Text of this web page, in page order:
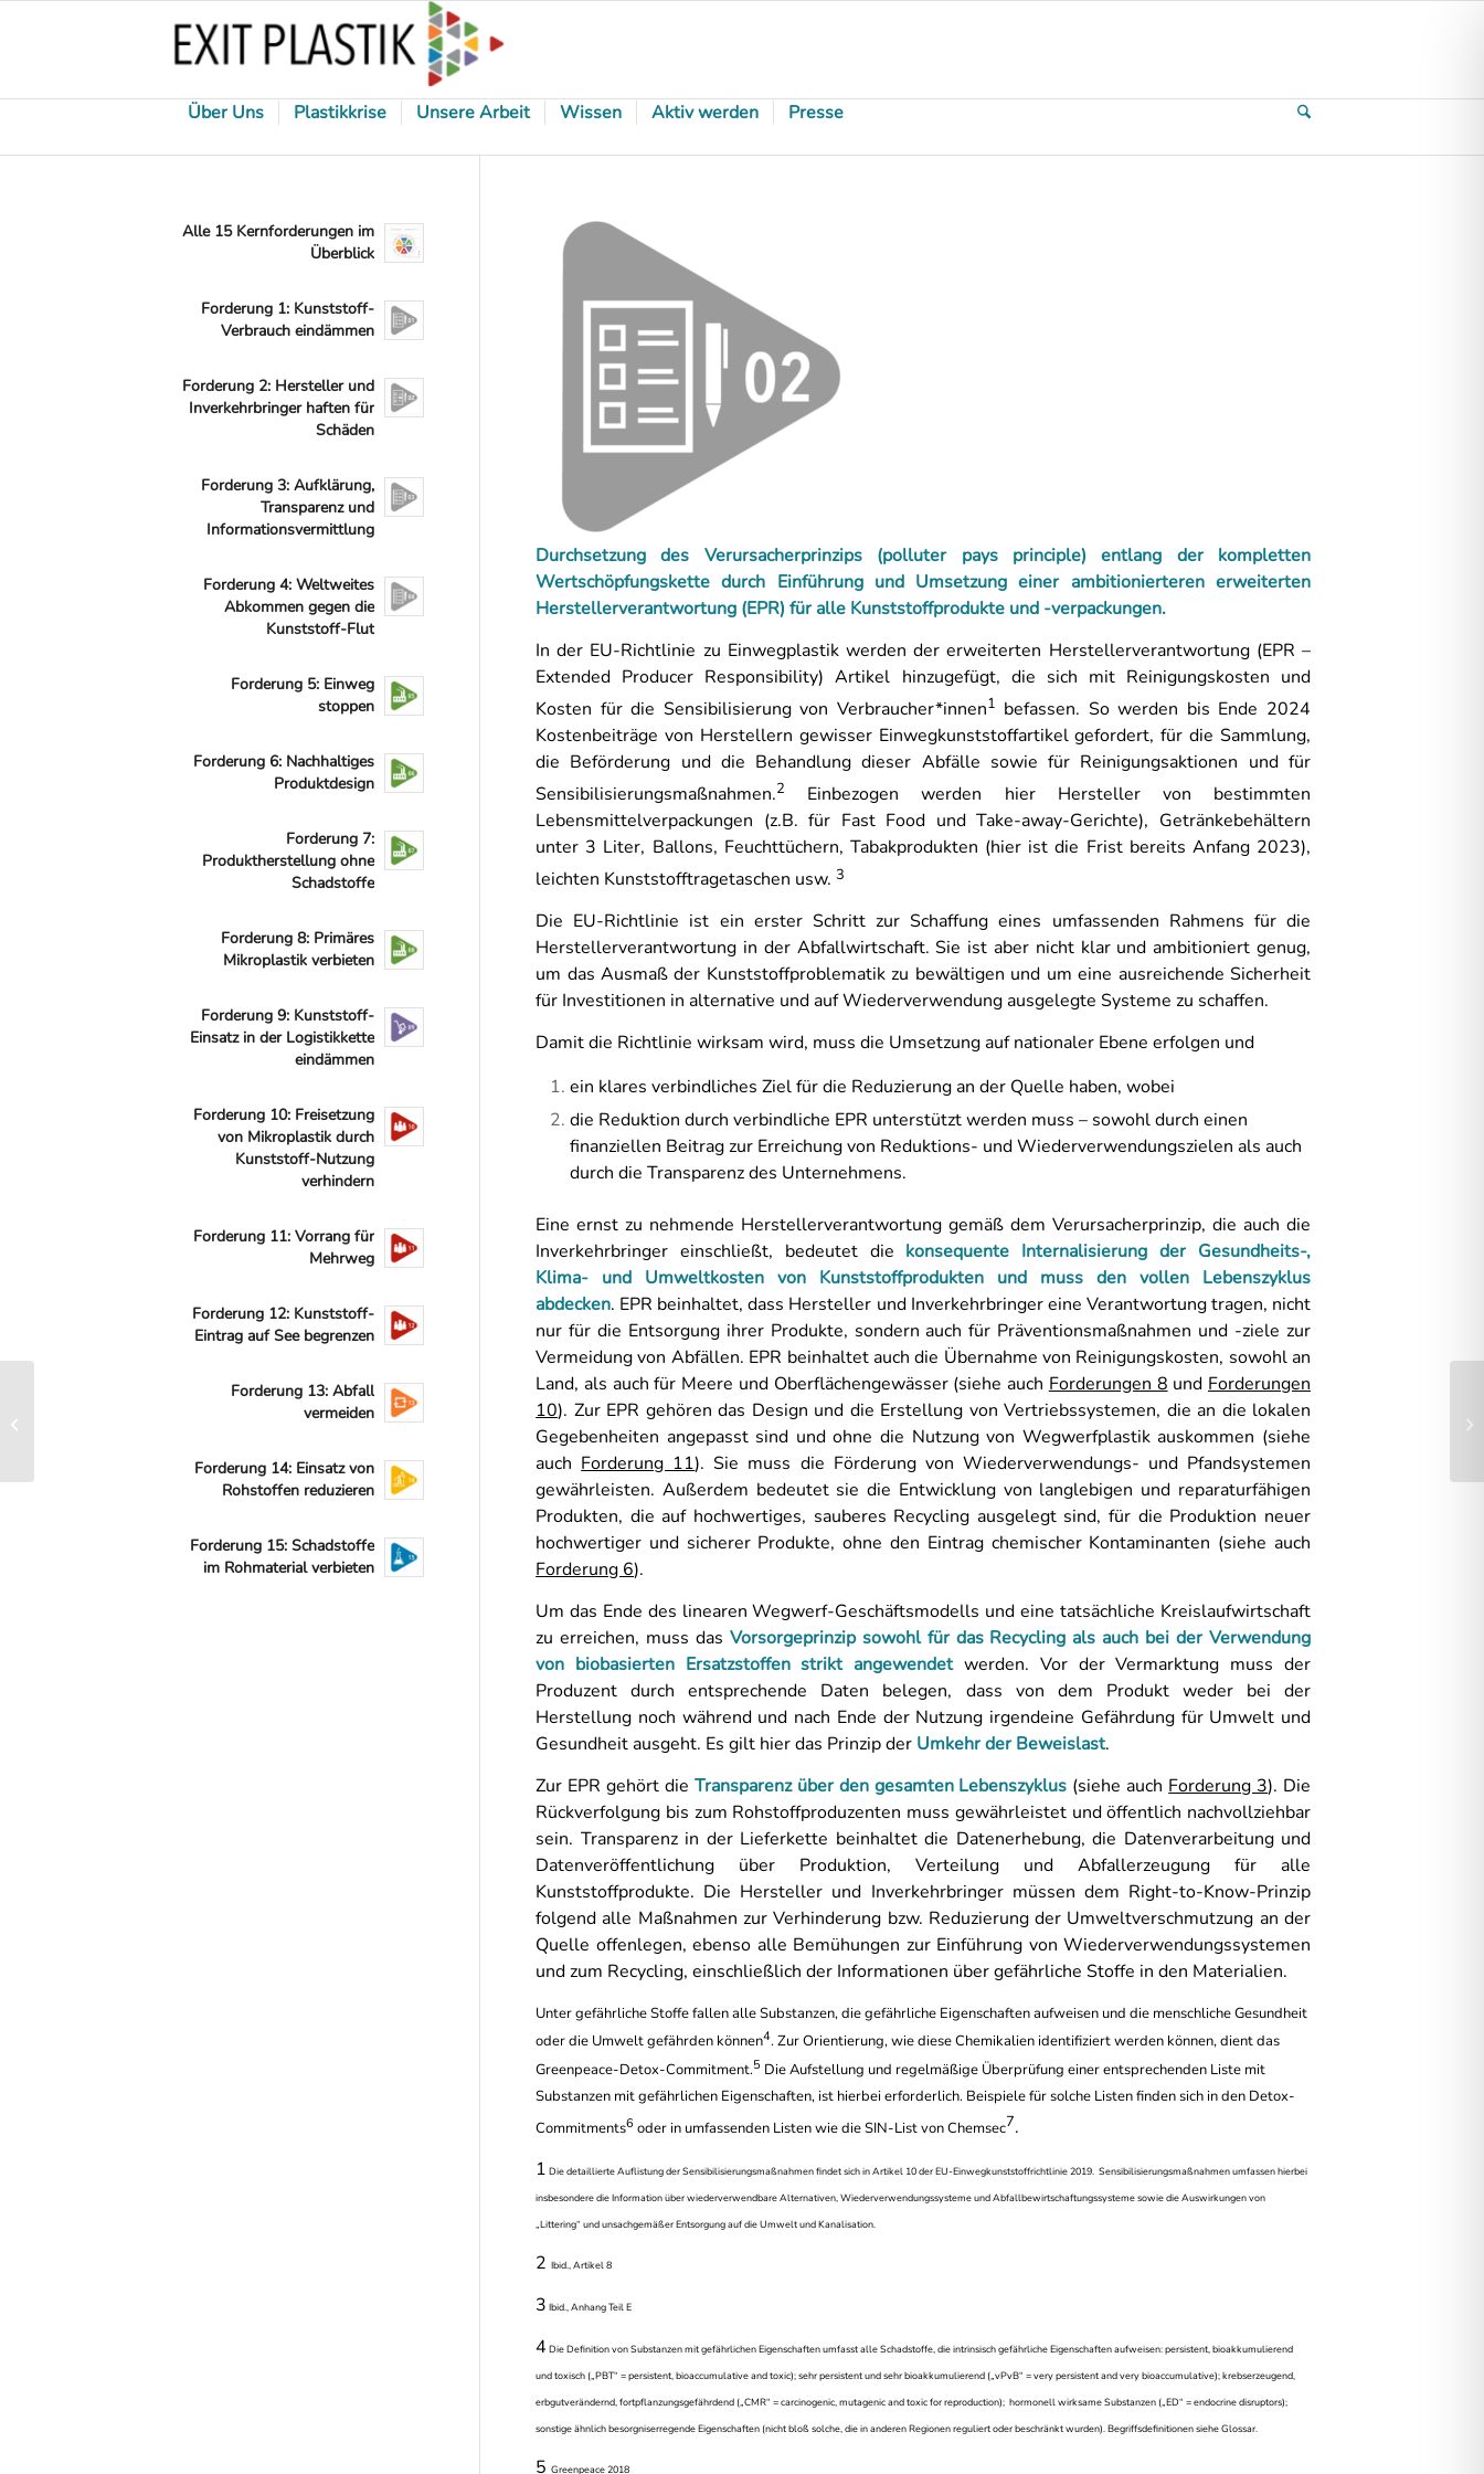
Über Uns Plastikkrise Unsere Arbeit Wissen Aktiv werden Presse
Durchsetzung des Verursacherprinzips (polluter pays principle) entlang der kompletten
Wertschöpfungskette durch Einführung und Umsetzung einer ambitionierteren erweiterten
Herstellerverantwortung (EPR) für alle Kunststoffprodukte und -verpackungen.
In der EU-Richtlinie zu Einwegplastik werden der erweiterten Herstellerverantwortung (EPR –
Extended Producer Responsibility) Artikel hinzugefügt, die sich mit Reinigungskosten und
Kosten für die Sensibilisierung von Verbraucher*innen1 befassen. So werden bis Ende 2024
Kostenbeiträge von Herstellern gewisser Einwegkunststoffartikel gefordert, für die Sammlung,
die Beförderung und die Behandlung dieser Abfälle sowie für Reinigungsaktionen und für
Sensibilisierungsmaßnahmen.2
Einbezogen werden hier Hersteller von bestimmten
Lebensmittelverpackungen (z.B. für Fast Food und Take-away-Gerichte), Getränkebehältern
unter 3 Liter, Ballons, Feuchttüchern, Tabakprodukten (hier ist die Frist bereits Anfang 2023),
leichten Kunststofftragetaschen usw.3
Die EU-Richtlinie ist ein erster Schritt zur Schaffung eines umfassenden Rahmens für die
Herstellerverantwortung in der Abfallwirtschaft. Sie ist aber nicht klar und ambitioniert genug,
um das Ausmaß der Kunststoffproblematik zu bewältigen und um eine ausreichende Sicherheit
für Investitionen in alternative und auf Wiederverwendung ausgelegte Systeme zu schaffen.
Damit die Richtlinie wirksam wird, muss die Umsetzung auf nationaler Ebene erfolgen und
ein klares verbindliches Ziel für die Reduzierung an der Quelle haben, wobei
die Reduktion durch verbindliche EPR unterstützt werden muss – sowohl durch einen
finanziellen Beitrag zur Erreichung von Reduktions- und Wiederverwendungszielen als auch
durch die Transparenz des Unternehmens.
Eine ernst zu nehmende Herstellerverantwortung gemäß dem Verursacherprinzip, die auch die
Inverkehrbringer einschließt, bedeutet die konsequente Internalisierung der Gesundheits-,
Klima- und Umweltkosten von Kunststoffprodukten und muss den vollen Lebenszyklus
abdecken. EPR beinhaltet, dass Hersteller und Inverkehrbringer eine Verantwortung tragen, nicht
nur für die Entsorgung ihrer Produkte, sondern auch für Präventionsmaßnahmen und -ziele zur
Vermeidung von Abfällen. EPR beinhaltet auch die Übernahme von Reinigungskosten, sowohl an
Land, als auch für Meere und Oberflächengewässer (siehe auch Forderungen 8 und Forderungen
10). Zur EPR gehören das Design und die Erstellung von Vertriebssystemen, die an die lokalen
Gegebenheiten angepasst sind und ohne die Nutzung von Wegwerfplastik auskommen (siehe
auch Forderung 11). Sie muss die Förderung von Wiederverwendungs- und Pfandsystemen
gewährleisten. Außerdem bedeutet sie die Entwicklung von langlebigen und reparaturfähigen
Produkten, die auf hochwertiges, sauberes Recycling ausgelegt sind, für die Produktion neuer
hochwertiger und sicherer Produkte, ohne den Eintrag chemischer Kontaminanten (siehe auch
Forderung 6).
Um das Ende des linearen Wegwerf-Geschäftsmodells und eine tatsächliche Kreislaufwirtschaft
zu erreichen, muss das Vorsorgeprinzip sowohl für das Recycling als auch bei der Verwendung
von biobasierten Ersatzstoffen strikt angewendetwerden. Vor der Vermarktung muss der
Produzent durch entsprechende Daten belegen, dass von dem Produkt weder bei der
Herstellung noch während und nach Ende der Nutzung irgendeine Gefährdung für Umwelt und
Gesundheit ausgeht. Es gilt hier das Prinzip der Umkehr der Beweislast.
Zur EPR gehört die Transparenz über den gesamten Lebenszyklus (siehe auch Forderung 3). Die
Rückverfolgung bis zum Rohstoffproduzenten muss gewährleistet und öffentlich nachvollziehbar
sein. Transparenz in der Lieferkette beinhaltet die Datenerhebung, die Datenverarbeitung und
Datenveröffentlichung über Produktion, Verteilung und Abfallerzeugung für alle
Kunststoffprodukte. Die Hersteller und Inverkehrbringer müssen dem Right-to-Know-Prinzip
folgend alle Maßnahmen zur Verhinderung bzw. Reduzierung der Umweltverschmutzung an der
Quelle offenlegen, ebenso alle Bemühungen zur Einführung von Wiederverwendungssystemen
und zum Recycling, einschließlich der Informationen über gefährliche Stoffe in den Materialien.
Unter gefährliche Stoffe fallen alle Substanzen, die gefährliche Eigenschaften aufweisen und die menschliche Gesundheit
oder die Umwelt gefährden können4. Zur Orientierung, wie diese Chemikalien identifiziert werden können, dient das
Greenpeace-Detox-Commitment.5 Die Aufstellung und regelmäßige Überprüfung einer entsprechenden Liste mit
Substanzen mit gefährlichen Eigenschaften, ist hierbei erforderlich. Beispiele für solche Listen finden sich in den Detox-
Commitments6 oder in umfassenden Listen wie die SIN-List von Chemsec7.
1 Die detaillierte Auflistung der Sensibilisierungsmaßnahmen findet sich in Artikel 10 derEU-Einwegkunststoffrichtlinie 2019. Sensibilisierungsmaßnahmen umfassen hierbei
insbesondere die Information über wiederverwendbare Alternativen, Wiederverwendungssysteme und Abfallbewirtschaftungssysteme sowie die Auswirkungen von
„Littering“ und unsachgemäßer Entsorgung auf die Umwelt und Kanalisation.
2 Ibid., Artikel 8
3 Ibid., Anhang Teil E
4 Die Definition von Substanzen mit gefährlichen Eigenschaften umfasst alle Schadstoffe, die intrinsisch gefährliche Eigenschaften aufweisen: persistent, bioakkumulierend
und toxisch („PBT“ = persistent, bioaccumulative and toxic); sehr persistent und sehr bioakkumulierend („vPvB“ = very persistent and very bioaccumulative);krebserzeugend,
erbgutverändernd, fortpflanzungsgefährdend („CMR“ =carcinogenic, mutagenic and toxic for reproduction); hormonell wirksame Substanzen („ED“ = endocrine disruptors);
sonstige ähnlich besorgniserregende Eigenschaften (nicht bloß solche, die in anderen Regionen reguliert oder beschränkt wurden).Begriffsdefinitionen siehe Glossar.
5 Greenpeace 2018
Alle 15 Kernforderungen im
Überblick
Forderung 1: Kunststoff-
Verbrauch eindämmen
Forderung 2: Hersteller und
Inverkehrbringer haften für
Schäden
Forderung 3: Aufklärung,
Transparenz und
Informationsvermittlung
Forderung 4: Weltweites
Abkommen gegen die
Kunststoff-Flut
Forderung 5: Einweg
stoppen
Forderung 6: Nachhaltiges
Produktdesign
Forderung 7:
Produktherstellung ohne
Schadstoffe
Forderung 8: Primäres
Mikroplastik verbieten
Forderung 9: Kunststoff-
Einsatz in der Logistikkette
eindämmen
Forderung 10: Freisetzung
von Mikroplastik durch
Kunststoff-Nutzung
verhindern
Forderung 11: Vorrang für
Mehrweg
Forderung 12: Kunststoff-
Eintrag auf See begrenzen
Forderung 13: Abfall
vermeiden
Forderung 14: Einsatz von
Rohstoffen reduzieren
Forderung 15: Schadstoffe
im Rohmaterial verbieten